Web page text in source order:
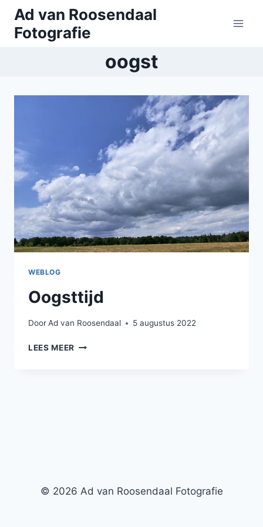
Doorgaan
naar
inhoud
Ad van Roosendaal
Fotografie
oogst
WEBLOG
Oogsttijd
DoorAd van Roosendaal 5 augustus 2022
LEES MEER OOGSTTIJD
© 2026 Ad van Roosendaal Fotografie